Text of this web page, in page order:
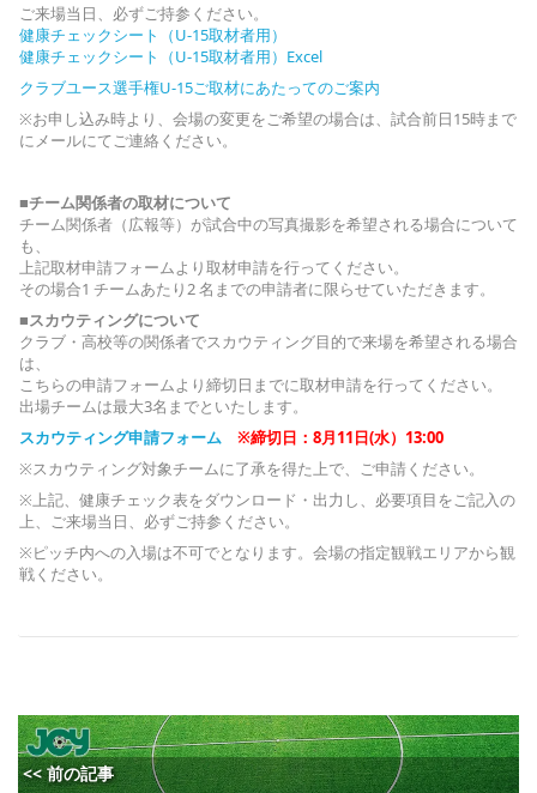
ご来場当日、必ずご持参ください。
健康チェックシート（U-15取材者用）
健康チェックシート（U-15取材者用）Excel
クラブユース選手権U-15ご取材にあたってのご案内
※お申し込み時より、会場の変更をご希望の場合は、試合前日15時まで
にメールにてご連絡ください。
■チーム関係者の取材について
チーム関係者（広報等）が試合中の写真撮影を希望される場合について
も、
上記取材申請フォームより取材申請を行ってください。
その場合1 チームあたり2 名までの申請者に限らせていただきます。
■スカウティングについて
クラブ・高校等の関係者でスカウティング目的で来場を希望される場合
は、
こちらの申請フォームより締切日までに取材申請を行ってください。
出場チームは最大3名までといたします。
スカウティング申請フォーム
※締切日：8月11日(水）13:00
※スカウティング対象チームに了承を得た上で、ご申請ください。
※上記、健康チェック表をダウンロード・出力し、必要項目をご記入の
上、ご来場当日、必ずご持参ください。
※ピッチ内への入場は不可でとなります。会場の指定観戦エリアから観
戦ください。
<< 前の記事